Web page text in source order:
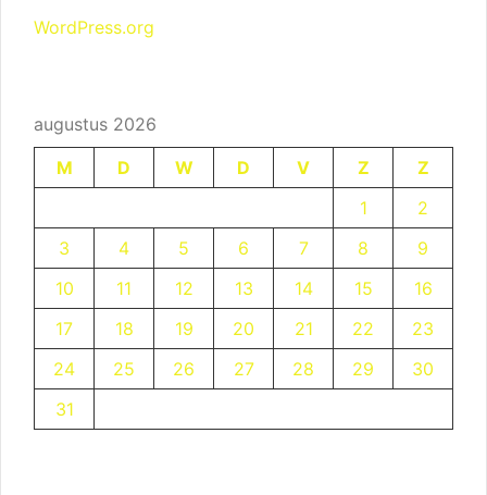
WordPress.org
augustus 2026
M
D W D V Z
Z
1
2
3
4 5 6 7 8
9
10
11 12 13 14 15
16
17
18 19 20 21 22
23
24
25 26 27 28 29
30
31